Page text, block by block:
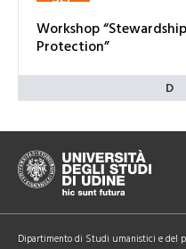
Workshop
Protection”
Dipartimento di Studi umanistici e del